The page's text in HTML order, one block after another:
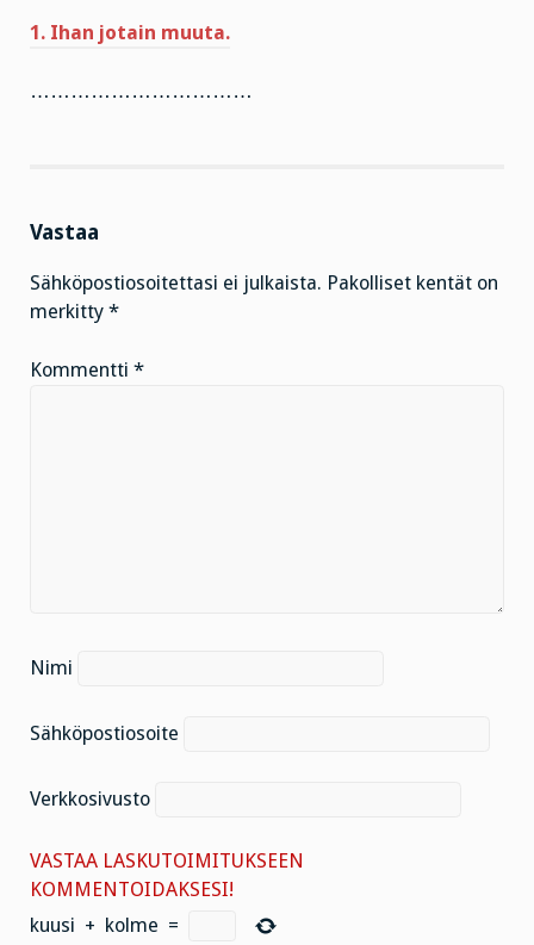
1. Ihan jotain muuta.
……………………………
Vastaa
Sähköpostiosoitettasi ei julkaista. Pakolliset kentät on
merkitty *
Kommentti *
Nimi
Sähköpostiosoite
Verkkosivusto
VASTAA LASKUTOIMITUKSEEN
KOMMENTOIDAKSESI!
kuusi + kolme =